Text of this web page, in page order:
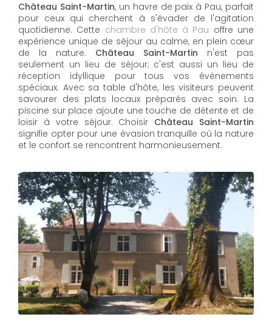
Château Saint-Martin, un havre de paix à Pau, parfait
pour ceux qui cherchent à s'évader de l'agitation
quotidienne. Cette chambre d'hôte à Pau offre une
expérience unique de séjour au calme, en plein cœur
de la nature. Château Saint-Martin n'est pas
seulement un lieu de séjour; c'est aussi un lieu de
réception idyllique pour tous vos événements
spéciaux. Avec sa table d'hôte, les visiteurs peuvent
savourer des plats locaux préparés avec soin. La
piscine sur place ajoute une touche de détente et de
loisir à votre séjour. Choisir Château Saint-Martin
signifie opter pour une évasion tranquille où la nature
et le confort se rencontrent harmonieusement.